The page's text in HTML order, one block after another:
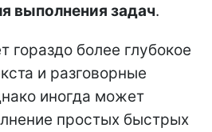
выполнения задач.
гораздо более глубокое
и разговорные
иногда может
простых быстрых